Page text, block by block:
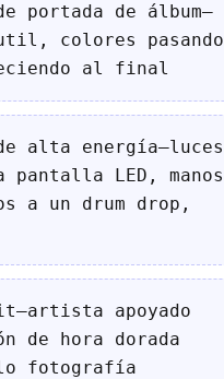
portada de álbum—
colores pasando
al final
alta energía—luces
LED, manos
a un drum drop,
apoyado
hora dorada
fotografía